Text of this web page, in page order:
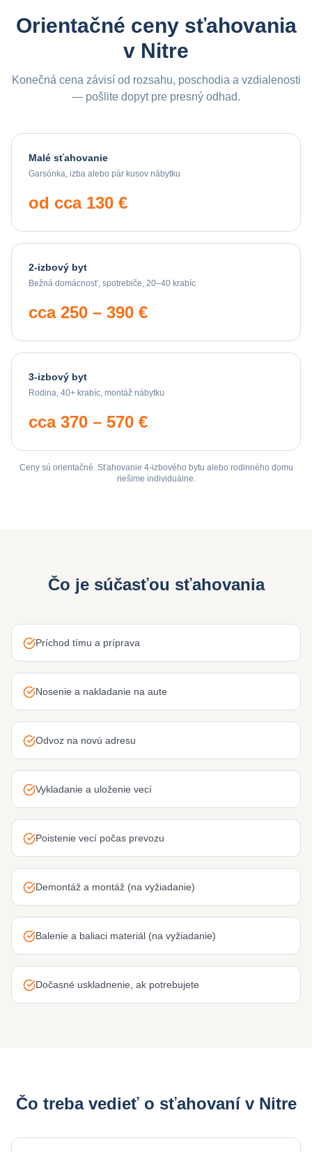
Orientačné ceny sťahovania
v Nitre
Konečná cena závisí od rozsahu, poschodia a vzdialenosti
— pošlite dopyt pre presný odhad.
Malé sťahovanie
Garsónka, izba alebo pár kusov nábytku
od cca 130 €
2-izbový byt
Bežná domácnosť, spotrebiče, 20–40 krabíc
cca 250 – 390 €
3-izbový byt
Rodina, 40+ krabíc, montáž nábytku
cca 370 – 570 €
Ceny sú orientačné. Sťahovanie 4-izbového bytu alebo rodinného domu
riešime individuálne.
Čo je súčasťou sťahovania
Príchod tímu a príprava
Nosenie a nakladanie na aute
Odvoz na novú adresu
Vykladanie a uloženie vecí
Poistenie vecí počas prevozu
Demontáž a montáž (na vyžiadanie)
Balenie a baliaci materiál (na vyžiadanie)
Dočasné uskladnenie, ak potrebujete
Čo treba vedieť o sťahovaní v Nitre